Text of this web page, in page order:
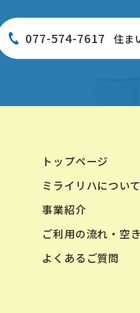
077-574-7617 住ま
トップページ
ミライリハについて
事業紹介
ご利用の流れ・空
よくあるご質問